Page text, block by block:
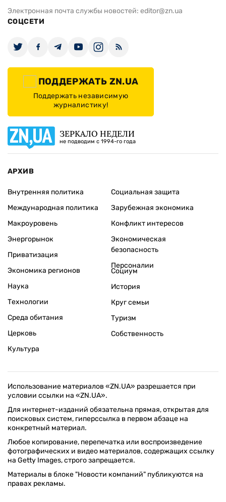
Электронная почта службы новостей: editor@zn.ua
СОЦСЕТИ
ПОДДЕРЖАТЬ ZN.UA
Поддержать независимую
журналистику!
ЗЕРКАЛО НЕДЕЛИ
не подводим с 1994-го года
АРХИВ
Внутренняя политика
Международная политика
Макроуровень
Энергорынок
Приватизация
Экономика регионов
Социальная защита
Зарубежная экономика
Конфликт интересов
Экономическая
безопасность
Персоналии
Наука
Технологии
Среда обитания
Церковь
Культура
Социум
История
Круг семьи
Туризм
Собственность
Использование материалов «ZN.UA» разрешается при
условии ссылки на «ZN.UA».
Для интернет-изданий обязательна прямая, открытая для
поисковых систем, гиперссылка в первом абзаце на
конкретный материал.
Любое копирование, перепечатка или воспроизведение
фотографических и видео материалов, содержащих ссылку
на Getty Images, строго запрещается.
Материалы в блоке "Новости компаний" публикуются на
правах рекламы.